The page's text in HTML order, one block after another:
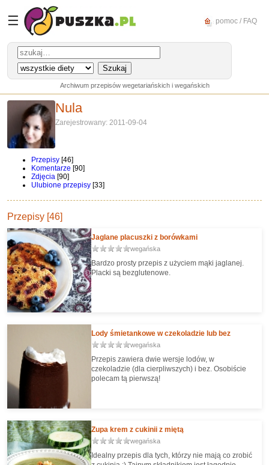
☰ pomoc / FAQ
Archiwum przepisów wegetariańskich i wegańskich
Nula
Zarejestrowany: 2011-09-04
Przepisy [46]
Komentarze [90]
Zdjęcia [90]
Ulubione przepisy [33]
Przepisy [46]
Jaglane placuszki z borówkami
wegańska
Bardzo prosty przepis z użyciem mąki jaglanej.
Placki są bezglutenowe.
Lody śmietankowe w czekoladzie lub bez
wegańska
Przepis zawiera dwie wersje lodów, w
czekoladzie (dla cierpliwszych) i bez. Osobiście
polecam tą pierwszą!
Zupa krem z cukinii z miętą
wegańska
Idealny przepis dla tych, którzy nie mają co zrobić